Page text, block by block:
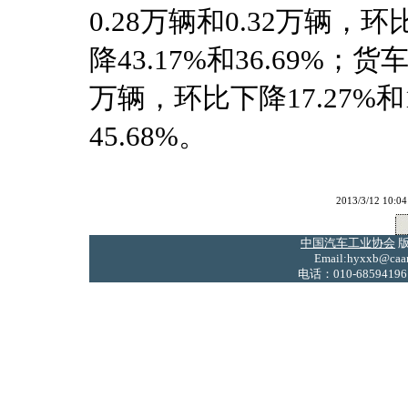
0.28万辆和0.32万辆，环
降43.17%和36.69%；货
万辆，环比下降17.27%
45.68%。
2013/3/12
中国汽车工业协会
电话：010-